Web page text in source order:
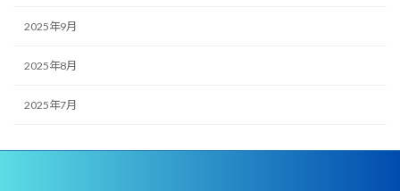
2025年9月
2025年8月
2025年7月